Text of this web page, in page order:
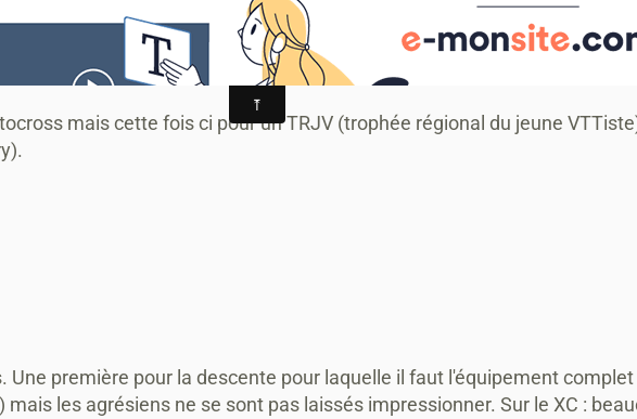
mais cette fois ci pour un TRJV (trophée régional du jeune
première pour la descente pour laquelle il faut l'équipement
les agrésiens ne se sont pas laissés impressionner. Sur le XC :